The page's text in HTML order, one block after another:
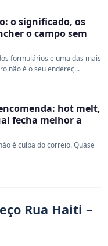
o significado, os
o campo sem
formulários e uma das mais
não é o seu endereç...
hot melt,
fecha melhor a
é culpa do correio. Quase
Rua Haiti –